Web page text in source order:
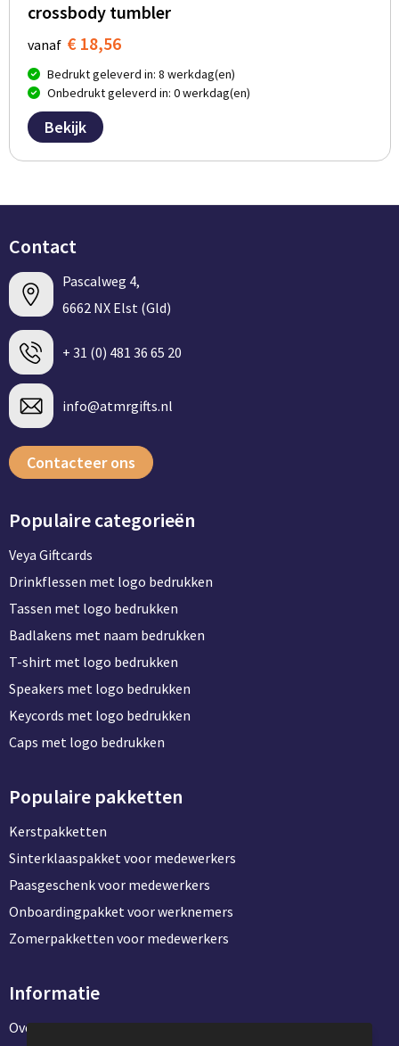
crossbody tumbler
vanaf € 18,56
Bedrukt geleverd in: 8 werkdag(en)
Onbedrukt geleverd in: 0 werkdag(en)
Bekijk
Contact
Pascalweg 4,
6662 NX Elst (Gld)
+ 31 (0) 481 36 65 20
info@atmrgifts.nl
Contacteer ons
Populaire categorieën
Veya Giftcards
Drinkflessen met logo bedrukken
Tassen met logo bedrukken
Badlakens met naam bedrukken
T-shirt met logo bedrukken
Speakers met logo bedrukken
Keycords met logo bedrukken
Caps met logo bedrukken
Populaire pakketten
Kerstpakketten
Sinterklaaspakket voor medewerkers
Paasgeschenk voor medewerkers
Onboardingpakket voor werknemers
Zomerpakketten voor medewerkers
Informatie
Over ons